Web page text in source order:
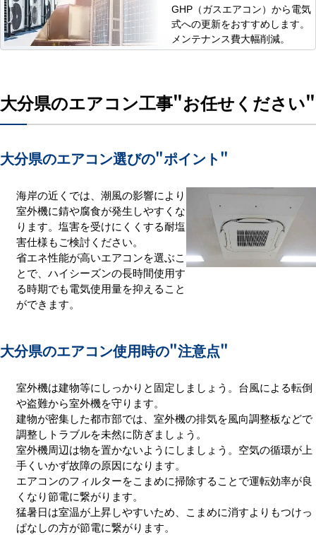
GHP（ガスエアコン）から電気
式への更新をおすすめします。
メンテナンス費大幅削減。
大分県のエアコン工事"お任せください"
大分県のエアコン選びの"ポイント"
海岸の近くでは、潮風の影響により
室外機に錆や腐食が発生しやすくな
ります。塩害を受けにくくする耐塩
害仕様もご検討ください。
省エネ性能が高いエアコンを選ぶこ
とで、ハイシーズンの長時間使用す
る時期でも電気使用量を抑えること
ができます。
大分県のエアコン使用時の"注意点"
室外機は建物等にしっかりと固定しましょう。台風による転倒
や盗難から室外機を守ります。
建物が密集した都市部では、室外機の排気を風向調整板などで
調整しトラブルを未然に防ぎましょう。
室外機周辺は物を置かないようにしましょう。空気の循環が上
手くいかず故障の原因になります。
エアコンのフィルターをこまめに掃除することで運転効率が良
くなり節電に繋がります。
猛暑日は室温が上昇しやすいため、こまめに消すよりもつけっ
ぱなしの方が節電に繋がります。